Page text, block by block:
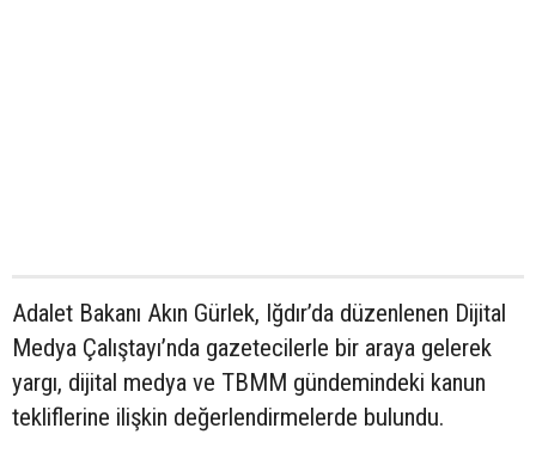
Adalet Bakanı Akın Gürlek, Iğdır’da düzenlenen Dijital
Medya Çalıştayı’nda gazetecilerle bir araya gelerek
yargı, dijital medya ve TBMM gündemindeki kanun
tekliflerine ilişkin değerlendirmelerde bulundu.